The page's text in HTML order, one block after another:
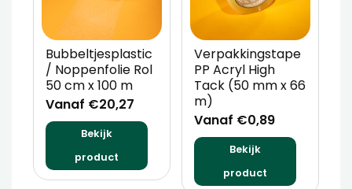
Bubbeltjesplastic
/ Noppenfolie Rol
50 cm x 100 m
Vanaf €20,27
Bekijk
product
Verpakkingstape
PP Acryl High
Tack (50 mm x 66
m)
Vanaf €0,89
Bekijk
product